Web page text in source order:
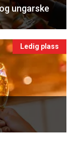
ungarske
Ledig plass